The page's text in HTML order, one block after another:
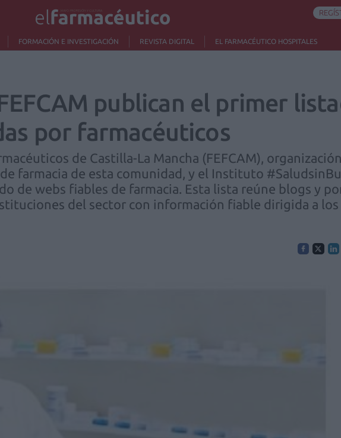
FORMACIÓN E INVESTIGACIÓN REVISTA DIGITAL EL FARMACÉUTICO HOSPITALES
publican el primer
por farmacéuticos
de Castilla-La Mancha (FEFCAM),
farmacia de esta comunidad, y el Instituto
de webs fiables de farmacia. Esta lista reúne blogs y
del sector con información fiable dirigida a los